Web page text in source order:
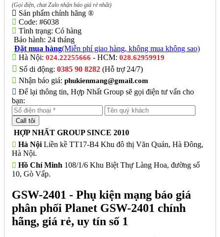
(Gọi điện, chat Zalo nhận báo giá rẻ nhất)
Sản phẩm chính hãng ®
Code: #6038
Tình trạng: Có hàng
Bảo hành: 24 tháng
Đặt mua hàng(Miễn phí giao hàng, không mua không sao)
Hà Nội: 024.22255666 - HCM: 028.62959919
Số di động: 0385 90 8282 (Hỗ trợ 24/7)
Nhận báo giá: phukienmang@gmail.com
Để lại thông tin, Hợp Nhất Group sẽ gọi điện tư vấn cho
bạn:
HỢP NHẤT GROUP SINCE 2010
Hà Nội Liền kề TT17-B4 Khu đô thị Văn Quán, Hà Đông,
Hà Nội.
Hồ Chí Minh 108/1/6 Khu Biệt Thự Làng Hoa, đường số
10, Gò Vấp.
GSW-2401 - Phụ kiện mạng báo giá
phân phối Planet GSW-2401 chính
hãng, giá rẻ, uy tín số 1